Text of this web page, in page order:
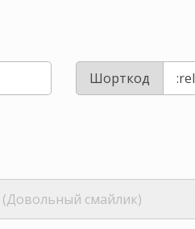
Шорткод
(Довольный смайлик)